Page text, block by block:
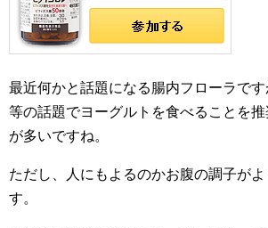
最近何かと話題になる腸内フローラで
等の話題でヨーグルトを食べることを
が多いですね。
ただし、人にもよるのかお腹の調子がよ
す。